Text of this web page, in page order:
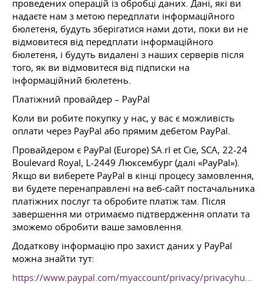
проведених операцій із обробці даних. Дані, які ви
надаєте нам з метою передплати інформаційного
бюлетеня, будуть зберігатися нами доти, поки ви не
відмовитеся від передплати інформаційного
бюлетеня, і будуть видалені з наших серверів після
того, як ви відмовитеся від підписки на
інформаційний бюлетень.
Платіжний провайдер – PayPal
Коли ви робите покупку у нас, у вас є можливість
оплати через PayPal або прямим дебетом PayPal.
Провайдером є PayPal (Europe) SA.rl et Cie, SCA, 22-24
Boulevard Royal, L-2449 Люксембург (далі «PayPal»).
Якщо ви виберете PayPal в кінці процесу замовлення,
ви будете перенаправлені на веб-сайт постачальника
платіжних послуг та обробите платіж там. Після
завершення ми отримаємо підтвердження оплати та
зможемо обробити ваше замовлення.
Додаткову інформацію про захист даних у PayPal
можна знайти тут:
https://www.paypal.com/myaccount/privacy/privacyhu...